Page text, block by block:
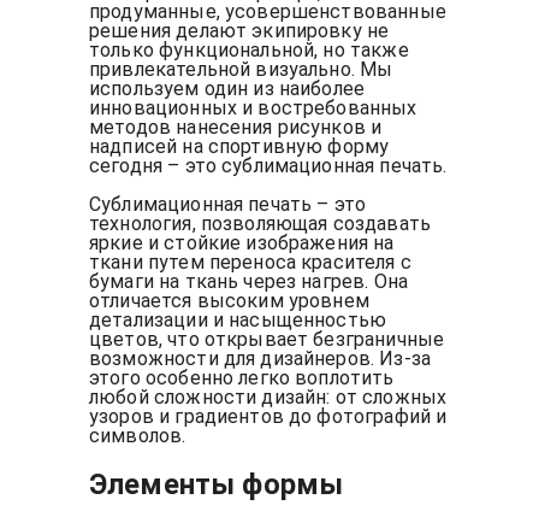
продуманные, усовершенствованные
решения делают экипировку не
только функциональной, но также
привлекательной визуально. Мы
используем один из наиболее
инновационных и востребованных
методов нанесения рисунков и
надписей на спортивную форму
сегодня – это сублимационная печать.
Сублимационная печать – это
технология, позволяющая создавать
яркие и стойкие изображения на
ткани путем переноса красителя с
бумаги на ткань через нагрев. Она
отличается высоким уровнем
детализации и насыщенностью
цветов, что открывает безграничные
возможности для дизайнеров. Из-за
этого особенно легко воплотить
любой сложности дизайн: от сложных
узоров и градиентов до фотографий и
символов.
Элементы формы